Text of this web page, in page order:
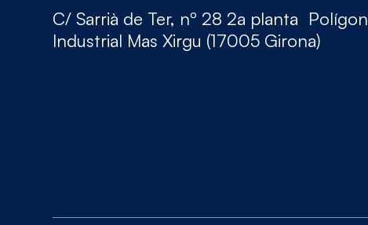
C/ Sarrià de Ter, nº 28 2a planta Polígon
Industrial Mas Xirgu (17005 Girona)